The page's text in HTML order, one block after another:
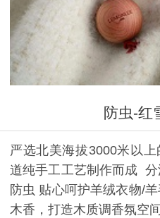
防虫-红
严选北美海拔3000米以
道纯手工工艺制作而成
防虫 贴心呵护羊绒衣物/
木香，打造木质调香氛空间